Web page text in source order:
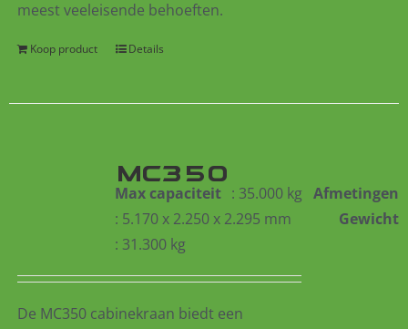
meest veeleisende behoeften.
Koop product Details
MC350
Max capaciteit : 35.000 kg Afmetingen
: 5.170 x 2.250 x 2.295 mm
Gewicht
: 31.300 kg
De MC350 cabinekraan biedt een